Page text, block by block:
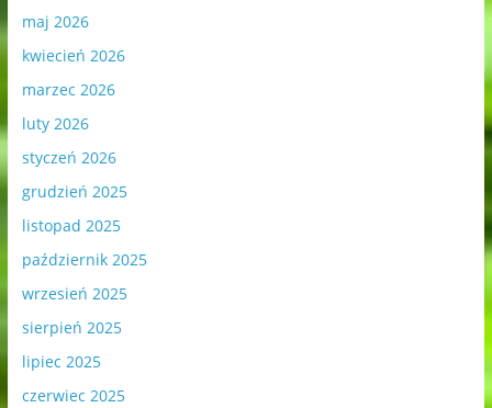
maj 2026
kwiecień 2026
marzec 2026
luty 2026
styczeń 2026
grudzień 2025
listopad 2025
październik 2025
wrzesień 2025
sierpień 2025
lipiec 2025
czerwiec 2025